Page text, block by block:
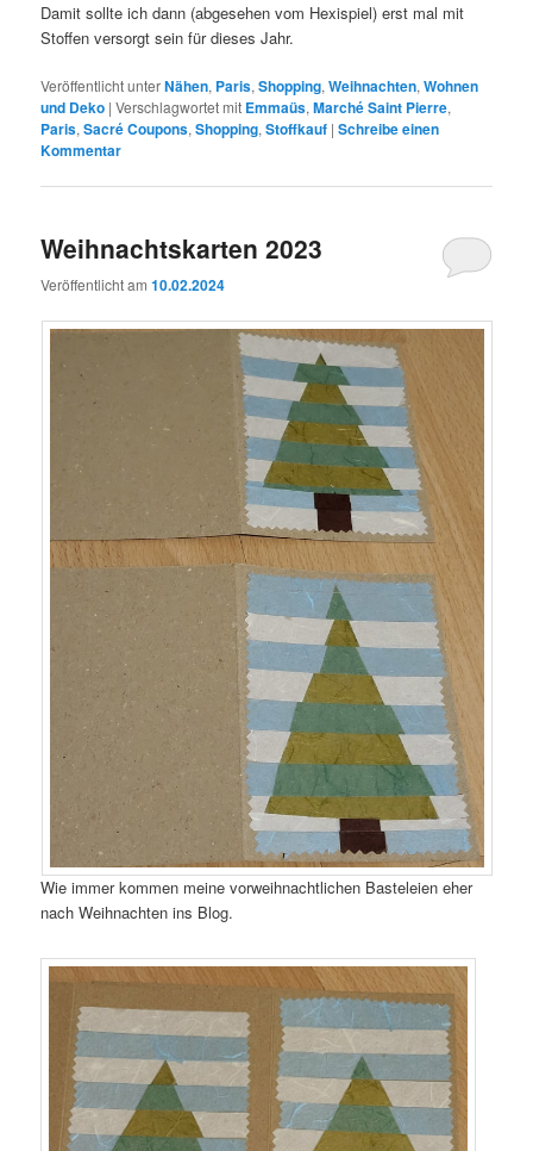
Damit sollte ich dann (abgesehen vom Hexispiel) erst mal mit
Stoffen versorgt sein für dieses Jahr.
Veröffentlicht unterNähen, Paris,Shopping,Weihnachten,Wohnen
und Deko |Verschlagwortet mit Emmaüs,Marché Saint Pierre,
Paris,Sacré Coupons,Shopping,Stoffkauf |Schreibe einen
Kommentar
Weihnachtskarten 2023
Veröffentlicht am10.02.2024
Wie immer kommen meine vorweihnachtlichen Basteleien eher
nach Weihnachten ins Blog.